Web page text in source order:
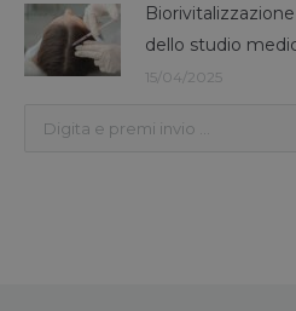
dello studio
15/04/2025